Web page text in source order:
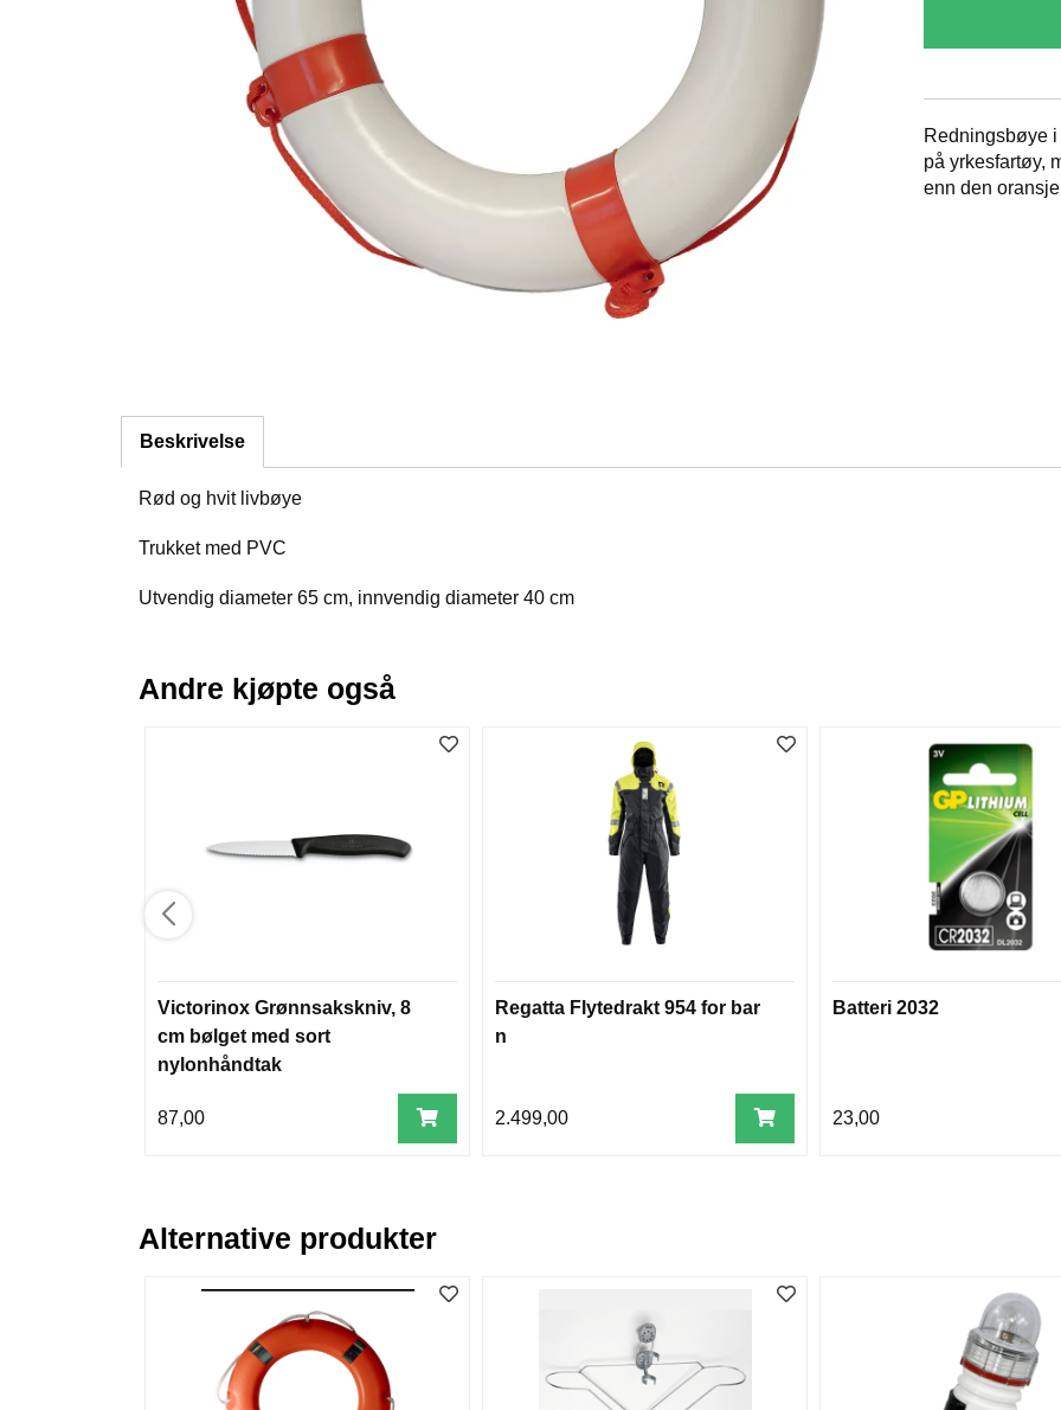
Redningsbøye
på yrkesfartøy,
enn den oransje
Beskrivelse
Rød og hvit livbøye
Trukket med PVC
Utvendig diameter 65 cm, innvendig diameter 40 cm
Andre kjøpte også
Victorinox Grønnsakskniv, 8
cm bølget med sort
nylonhåndtak
87,00
Regatta Flytedrakt 954 for bar
n
2.499,00
Batteri 2032
23,00
Alternative produkter